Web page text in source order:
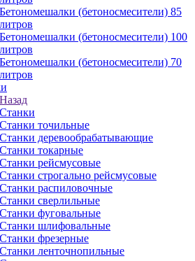
Бетономешалки (бетоносмесители) 85
литров
Бетономешалки (бетоносмесители) 100
литров
Бетономешалки (бетоносмесители) 70
литров
Назад
Станки
Станки точильные
Станки деревообрабатывающие
Станки токарные
Станки рейсмусовые
Станки строгально рейсмусовые
Станки распиловочные
Станки сверлильные
Станки фуговальные
Станки шлифовальные
Станки фрезерные
Станки ленточнопильные